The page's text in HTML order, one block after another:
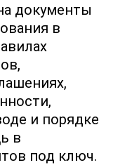
документы
в
и порядке
в
под ключ.